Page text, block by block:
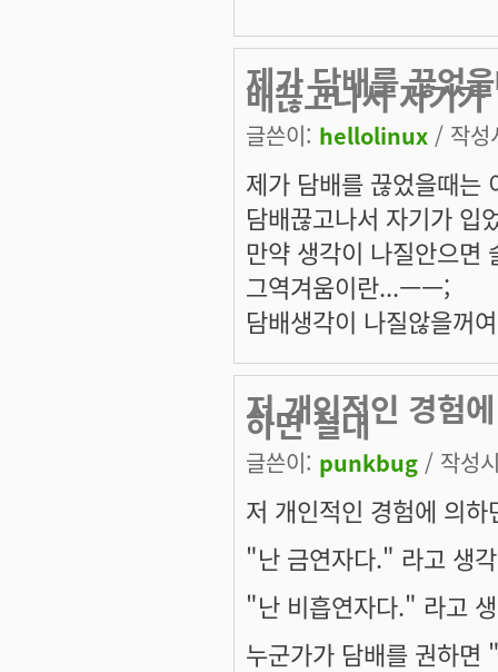
제가 담배를 끊었
배끊고나서 자기가
글쓴이: hellolinux / 작
제가 담배를 끊었을때는
담배끊고나서 자기가 입
만약 생각이 나질안으면
그역겨움이란...ㅡㅡ;
담배생각이 나질않을꺼
저 개인적인 경험
하면 절대
글쓴이: punkbug / 작성
저 개인적인 경험에 의하
"난 금연자다." 라고 생
"난 비흡연자다." 라고
누군가가 담배를 권하면